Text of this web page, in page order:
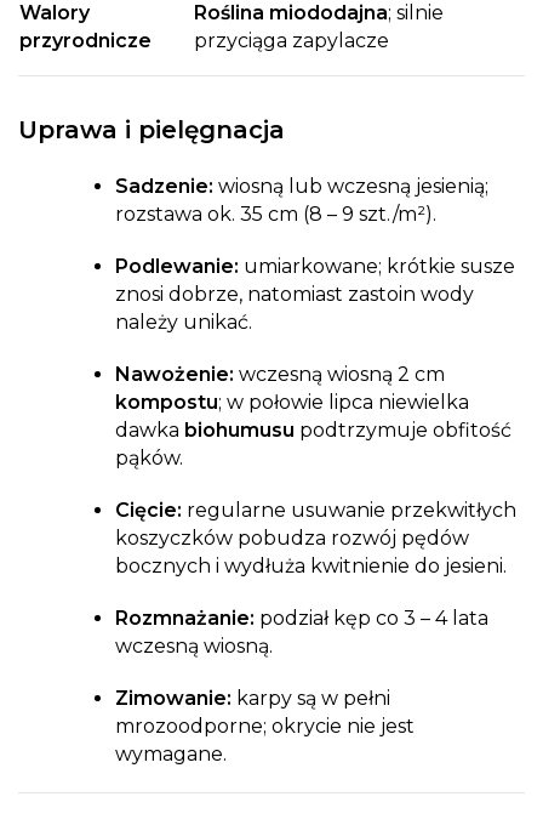
Walory
przyrodnicze
Roślina miododajna; silnie
przyciąga zapylacze
Uprawa i pielęgnacja
Sadzenie: wiosną lub wczesną jesienią;
rozstawa ok. 35 cm (8 – 9 szt./m²).
Podlewanie: umiarkowane; krótkie susze
znosi dobrze, natomiast zastoin wody
należy unikać.
Nawożenie: wczesną wiosną 2 cm
kompostu; w połowie lipca niewielka
dawka biohumusu podtrzymuje obfitość
pąków.
Cięcie: regularne usuwanie przekwitłych
koszyczków pobudza rozwój pędów
bocznych i wydłuża kwitnienie do jesieni.
Rozmnażanie: podział kęp co 3 – 4 lata
wczesną wiosną.
Zimowanie: karpy są w pełni
mrozoodporne; okrycie nie jest
wymagane.